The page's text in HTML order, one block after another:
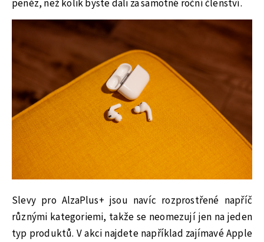
peněz, než kolik byste dali za samotné roční členství.
Slevy pro AlzaPlus+ jsou navíc rozprostřené napříč
různými kategoriemi, takže se neomezují jen na jeden
typ produktů. V akci najdete například zajímavé Apple